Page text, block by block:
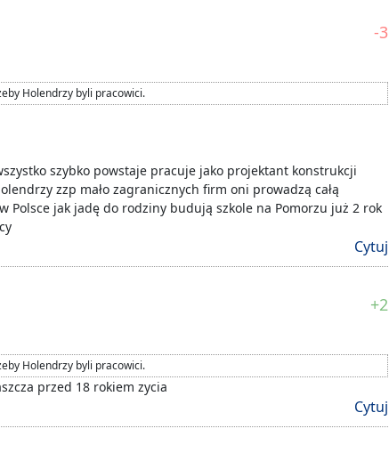
-3
Holendrzy byli pracowici.
szybko powstaje pracuje jako projektant konstrukcji
zzp mało zagranicznych firm oni prowadzą całą
Polsce jak jadę do rodziny budują szkole na Pomorzu już 2 rok
Cytuj
+2
Holendrzy byli pracowici.
przed 18 rokiem zycia
Cytuj